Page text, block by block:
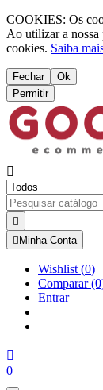
COOKIES: Os
Ao utilizar a nossa
cookies. Saiba
Fechar
Ok
Permitir


 Minha Conta
Wishlist (0)
Comparar
Entrar

0